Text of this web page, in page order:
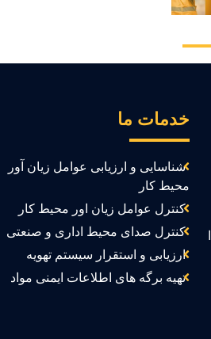
خدمات ما
شناسایی و ارزیابی عوامل زیان آور
محیط کار
کنترل عوامل زیان اور محیط کار
کنترل صدای محیط اداری و صنعتی
ارزیابی و استقرار سیستم تهویه
تهیه برگه های اطلاعات ایمنی مواد